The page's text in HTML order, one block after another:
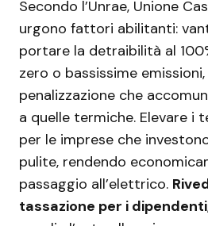
Secondo l’Unrae, Unione
urgono fattori abilitanti:
portare la detraibilità al
zero o bassissime
penalizzazione che
a quelle termiche. Elevare i
per le imprese che
pulite, rendendo
passaggio all’elettrico.
tassazione per i dipendenti